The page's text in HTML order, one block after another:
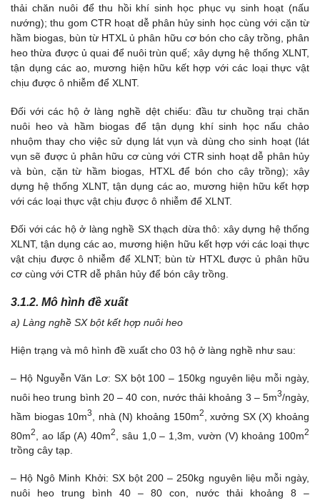
thải chăn nuôi để thu hồi khí sinh học phục vụ sinh hoạt (nấu
nướng); thu gom CTR hoạt dễ phân hủy sinh học cùng với cặn từ
hầm biogas, bùn từ HTXL ủ phân hữu cơ bón cho cây trồng, phân
heo thừa được ủ quai để nuôi trùn quế; xây dựng hệ thống XLNT,
tận dụng các ao, mương hiện hữu kết hợp với các loại thực vật
chịu được ô nhiễm để XLNT.
Đối với các hộ ở làng nghề dệt chiếu: đầu tư chuồng trại chăn
nuôi heo và hầm biogas để tận dụng khí sinh học nấu chảo
nhuộm thay cho việc sử dụng lát vụn và dùng cho sinh hoạt (lát
vụn sẽ được ủ phân hữu cơ cùng với CTR sinh hoạt dễ phân hủy
và bùn, cặn từ hầm biogas, HTXL để bón cho cây trồng); xây
dựng hệ thống XLNT, tận dụng các ao, mương hiện hữu kết hợp
với các loại thực vật chịu được ô nhiễm để XLNT.
Đối với các hộ ở làng nghề SX thạch dừa thô: xây dựng hệ thống
XLNT, tận dụng các ao, mương hiện hữu kết hợp với các loại thực
vật chịu được ô nhiễm để XLNT; bùn từ HTXL được ủ phân hữu
cơ cùng với CTR dễ phân hủy để bón cây trồng.
3.1.2. Mô hình đề xuất
a) Làng nghề SX bột kết hợp nuôi heo
Hiện trạng và mô hình đề xuất cho 03 hộ ở làng nghề như sau:
– Hộ Nguyễn Văn Lơ: SX bột 100 – 150kg nguyên liệu mỗi ngày,
nuôi heo trung bình 20 – 40 con, nước thải khoảng 3 – 5m3/ngày,
hầm biogas 10m3 , nhà (N) khoảng 150m2
, xưởng SX (X) khoảng
80m2 , ao lấp (A) 40m2 , sâu 1,0 – 1,3m, vườn (V) khoảng 100m2
trồng cây tạp.
– Hộ Ngô Minh Khởi: SX bột 200 – 250kg nguyên liệu mỗi ngày,
nuôi heo trung bình 40 – 80 con, nước thải khoảng 8 –